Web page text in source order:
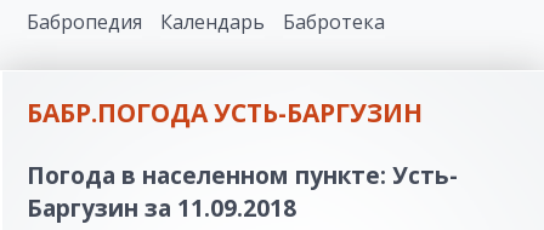
Бабропедия
Календарь Бабротека
БАБР.ПОГОДА УСТЬ-БАРГУЗИН
Погода в населенном пункте: Усть-
Баргузин за 11.09.2018